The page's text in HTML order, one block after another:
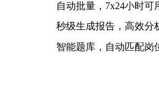
自动批量，7x24小时可
秒级生成报告，高效分
智能题库，自动匹配岗